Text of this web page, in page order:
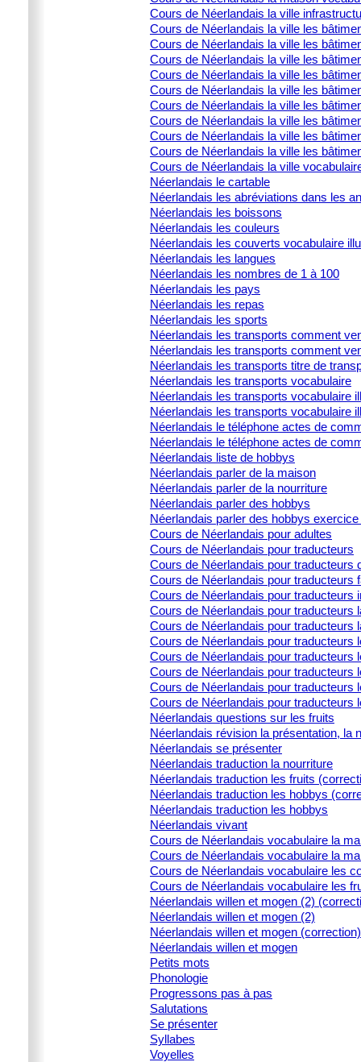
Cours de Néerlandais la ville
Cours de Néerlandais la ville les
Cours de Néerlandais la ville les
Cours de Néerlandais la ville les
Cours de Néerlandais la ville les
Cours de Néerlandais la ville les
Cours de Néerlandais la ville les
Cours de Néerlandais la ville les
Cours de Néerlandais la ville les
Cours de Néerlandais la ville les
Cours de Néerlandais la ville
Néerlandais le cartable
Néerlandais les abréviations dans les
Néerlandais les boissons
Néerlandais les couleurs
Néerlandais les couverts vocabulaire
Néerlandais les langues
Néerlandais les nombres de 1 à 100
Néerlandais les pays
Néerlandais les repas
Néerlandais les sports
Néerlandais les transports comment
Néerlandais les transports comment
Néerlandais les transports titre de
Néerlandais les transports vocabulaire
Néerlandais les transports vocabulaire
Néerlandais les transports vocabulaire
Néerlandais le téléphone actes de
Néerlandais le téléphone actes de
Néerlandais liste de hobbys
Néerlandais parler de la maison
Néerlandais parler de la nourriture
Néerlandais parler des hobbys
Néerlandais parler des hobbys
Cours de Néerlandais pour adultes
Cours de Néerlandais pour traducteurs
Cours de Néerlandais pour traducteurs
Cours de Néerlandais pour traducteurs
Cours de Néerlandais pour traducteurs
Cours de Néerlandais pour traducteurs
Cours de Néerlandais pour traducteurs
Cours de Néerlandais pour traducteurs
Cours de Néerlandais pour traducteurs
Cours de Néerlandais pour traducteurs
Cours de Néerlandais pour traducteurs
Cours de Néerlandais pour traducteurs
Néerlandais questions sur les fruits
Néerlandais révision la présentation, la
Néerlandais se présenter
Néerlandais traduction la nourriture
Néerlandais traduction les fruits
Néerlandais traduction les hobbys
Néerlandais traduction les hobbys
Néerlandais vivant
Cours de Néerlandais vocabulaire la
Cours de Néerlandais vocabulaire la
Cours de Néerlandais vocabulaire les
Cours de Néerlandais vocabulaire les
Néerlandais willen et mogen (2)
Néerlandais willen et mogen (2)
Néerlandais willen et mogen (correction)
Néerlandais willen et mogen
Petits mots
Phonologie
Progressons pas à pas
Salutations
Se présenter
Syllabes
Voyelles